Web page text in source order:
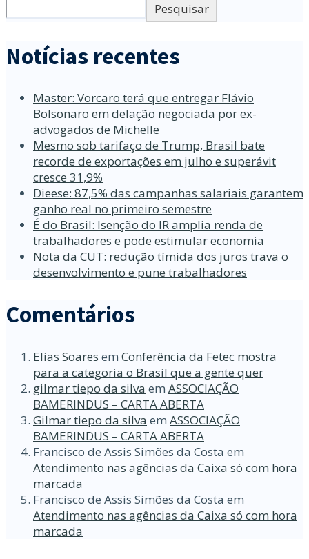
Pesquisar
Notícias recentes
Master: Vorcaro terá que entregar Flávio
Bolsonaro em delação negociada por ex-
advogados de Michelle
Mesmo sob tarifaço de Trump, Brasil bate
recorde de exportações em julho e superávit
cresce 31,9%
Dieese: 87,5% das campanhas salariais garantem
ganho real no primeiro semestre
É do Brasil: Isenção do IR amplia renda de
trabalhadores e pode estimular economia
Nota da CUT: redução tímida dos juros trava o
desenvolvimento e pune trabalhadores
Comentários
Elias Soares em Conferência da Fetec mostra
para a categoria o Brasil que a gente quer
gilmar tiepo da silva em ASSOCIAÇÃO
BAMERINDUS – CARTA ABERTA
Gilmar tiepo da silva em ASSOCIAÇÃO
BAMERINDUS – CARTA ABERTA
Francisco de Assis Simões da Costa em
Atendimento nas agências da Caixa só com hora
marcada
Francisco de Assis Simões da Costa em
Atendimento nas agências da Caixa só com hora
marcada